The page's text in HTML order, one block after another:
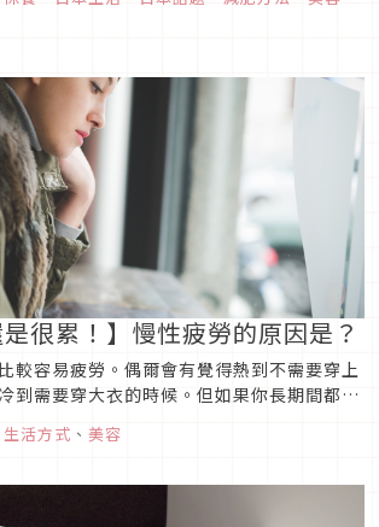
那就是檸檬水。據說不僅名模米蘭達・寇兒
美女性的關注！而且聽說減肥、美容效果也
是很累！】慢性疲勞的原因是？
較容易疲勞。偶爾會有覺得熱到不需要穿上
到需要穿大衣的時候。但如果你長期間都感
不易疲勞健康體質的要點。 【飲食】有好好
生活方式 、 美容